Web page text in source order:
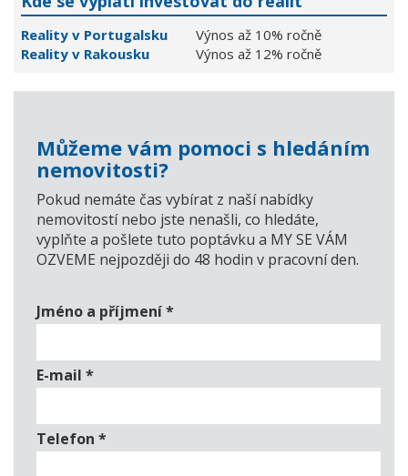
Reality v Portugalsku
Výnos až 10% ročně
Reality v Rakousku
Výnos až 12% ročně
Můžeme vám pomoci s hledáním
nemovitosti?
Pokud nemáte čas vybírat z naší nabídky
nemovitostí nebo jste nenašli, co hledáte,
vyplňte a pošlete tuto poptávku a MY SE VÁM
OZVEME nejpozději do 48 hodin v pracovní den.
Jméno a příjmení*
E-mail *
Telefon *